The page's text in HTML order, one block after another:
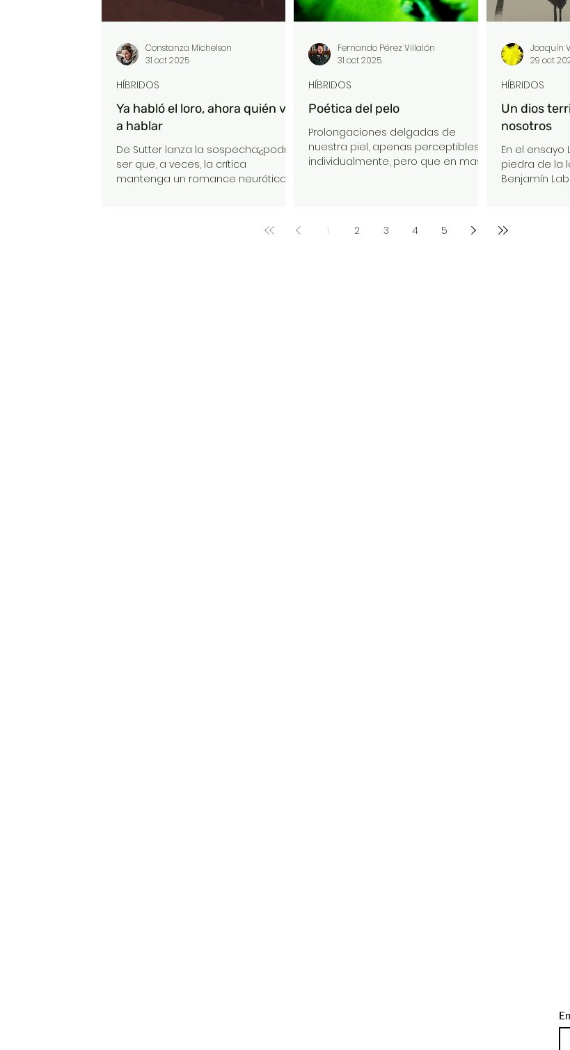
Ya habló el loro, ahora quién va
a hablar
De Sutter lanza la sospecha:¿podría
ser que, a veces, la crítica
mantenga un romance neurótico
HÍBRIDOS
Constanza Michelson
31 oct 2025
Poética del pelo
Prolongaciones delgadas de
nuestra piel, apenas perceptibles
individualmente, pero que en masa
nuestra edad, género, identidad. Su
HÍBRIDOS
Fernando Pérez Villalón
31 oct 2025
Un dios
nosotros
En el ensayo
piedra de la
Benjamín
HÍBRIDOS
Joaquín
29 oct
1 2 3 4 5